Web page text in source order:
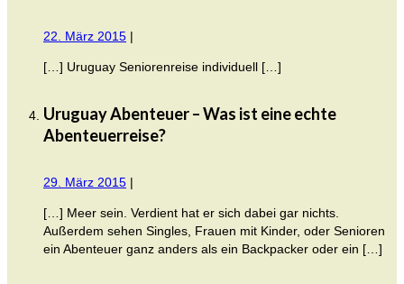
22. März 2015 |
[…] Uruguay Seniorenreise individuell […]
Uruguay Abenteuer – Was ist eine echte
Abenteuerreise?
29. März 2015 |
[…] Meer sein. Verdient hat er sich dabei gar nichts.
Außerdem sehen Singles, Frauen mit Kinder, oder Senioren
ein Abenteuer ganz anders als ein Backpacker oder ein […]